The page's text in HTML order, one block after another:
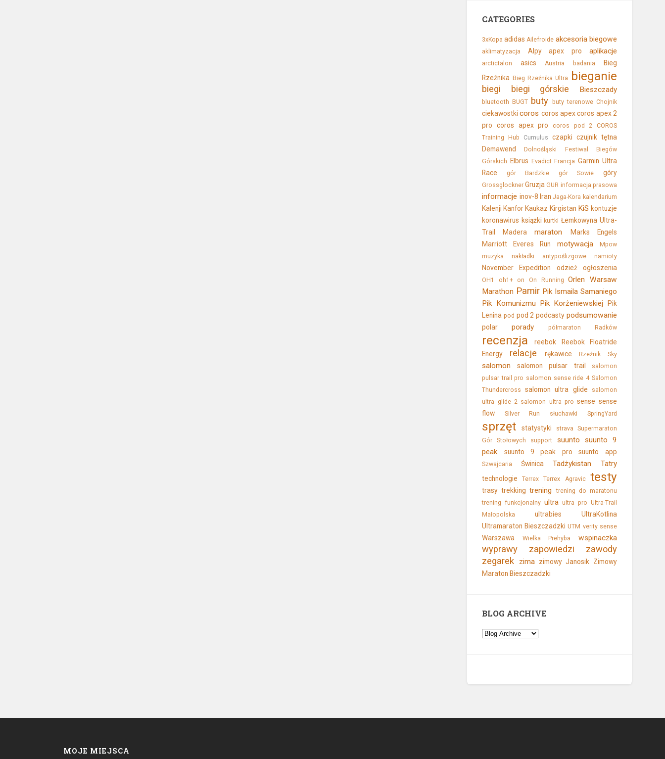
CATEGORIES
3xKopa adidas Ailefroide akcesoria biegowe
aklimatyzacja Alpy apex pro aplikacje
arctictalon asics Austria badania
Bieg
Rzeźnika Bieg Rzeźnika Ultra bieganie
biegi biegi górskie Bieszczady
bluetooth BUGT buty buty terenowe Chojnik
ciekawostki coros coros apex coros apex 2
pro
coros apex pro coros pod 2
COROS
Training Hub
Cumulus czapki czujnik tętna
Demawend
Dolnośląski Festiwal Biegów
Górskich
Elbrus Evadict Francja Garmin Ultra
Race
gór Bardzkie gór Sowie góry
Grossglockner Gruzja GUR informacja prasowa
informacje inov-8 Iran Jaga-Kora kalendarium
Kalenji Kanfor Kaukaz Kirgistan KiS kontuzje
koronawirus książki kurtki Łemkowyna Ultra-
Trail
Madera maraton
Marks Engels
Marriott Everes Run
motywacja
Mpow
muzyka
nakładki antypoślizgowe namioty
November Expedition odzież ogłoszenia
OH1 oh1+ on On Running
Orlen Warsaw
Marathon Pamir Pik Ismaila Samaniego
Pik Komunizmu
Pik Korżeniewskiej
Pik
Lenina pod pod 2 podcasty podsumowanie
polar porady półmaraton Radków
recenzja reebok
Reebok Floatride
Energy
relacje rękawice Rzeźnik Sky
salomon salomon pulsar trail
salomon
pulsar trail pro salomon sense ride 4 Salomon
Thundercross
salomon ultra glide
salomon
ultra glide 2 salomon ultra pro sense sense
flow
Silver Run słuchawki SpringYard
sprzęt statystyki strava
Supermaraton
Gór Stołowych
support suunto
suunto 9
peak
suunto 9 peak pro suunto app
Szwajcaria Świnica Tadżykistan Tatry
technologie Terrex Terrex Agravic testy
trasy trekking trening
trening do maratonu
trening funkcjonalny ultra ultra pro Ultra-Trail
Małopolska
ultrabies
UltraKotlina
Ultramaraton Bieszczadzki UTM verity sense
Warszawa Wielka Prehyba wspinaczka
wyprawy zapowiedzi
zawody
zegarek
zima zimowy Janosik Zimowy
Maraton Bieszczadzki
BLOG ARCHIVE
MOJE MIEJSCA